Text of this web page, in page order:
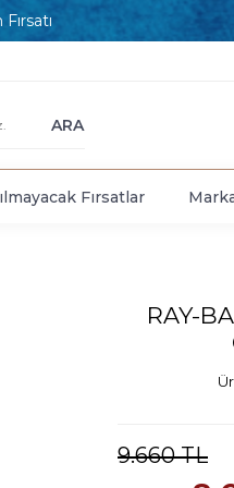
ARA
Fırsatlar
RAY-
9.660TL